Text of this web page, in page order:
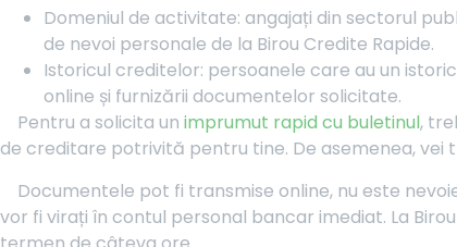
Domeniul de activitate: angajați din sectorul
de nevoi personale de la Birou Credite Rapide.
Istoricul creditelor: persoanele care au un
online și furnizării documentelor solicitate.
Pentru a solicita un imprumut rapid cu buletinul,
de creditare potrivită pentru tine. De asemenea, vei
Documentele pot fi transmise online, nu este
vor fi virați în contul personal bancar imediat. La